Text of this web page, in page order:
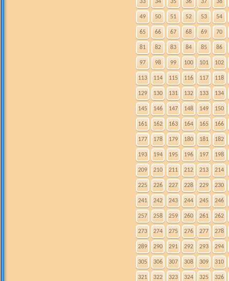
33 34 35 36 37 38
49 50 51 52 53 54
65 66 67 68 69 70
81 82 83 84 85 86
97 98 99 100 101 102
113 114 115 116 117 118
129 130 131 132 133 134
145 146 147 148 149 150
161 162 163 164 165 166
177 178 179 180 181 182
193 194 195 196 197 198
209 210 211 212 213 214
225 226 227 228 229 230
241 242 243 244 245 246
257 258 259 260 261 262
273 274 275 276 277 278
289 290 291 292 293 294
305 306 307 308 309 310
321 322 323 324 325 326